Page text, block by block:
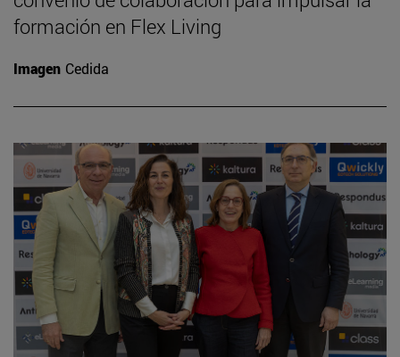
formación en Flex Living
Imagen Cedida